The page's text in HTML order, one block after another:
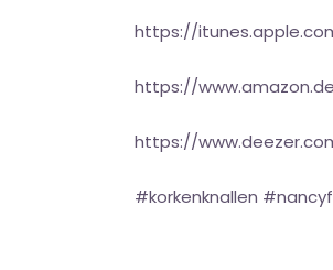
https://
https://
https://
#korkenknallen